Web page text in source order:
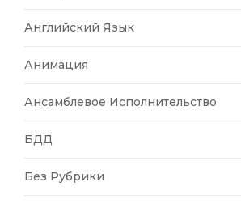
Английский Язык
Анимация
Ансамблевое Исполнительство
БДД
Без Рубрики